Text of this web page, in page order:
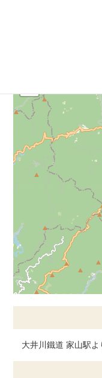
大井川鐵道 家山駅よ